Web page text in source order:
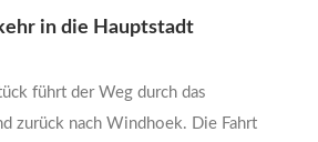
in die Hauptstadt
führt der Weg durch das
zurück nach Windhoek. Die Fahrt